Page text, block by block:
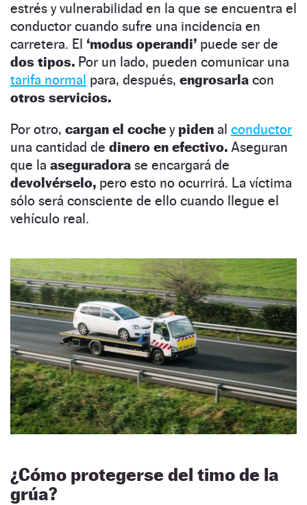
estrés y vulnerabilidad en la que se encuentra el
conductor cuando sufre una incidencia en
carretera. El ‘modus operandi’ puede ser de
dos tipos. Por un lado, pueden comunicar una
tarifa normal para, después, engrosarla con
otros servicios.
Por otro, cargan el coche y piden al conductor
una cantidad de dinero en efectivo. Aseguran
que la aseguradora se encargará de
devolvérselo, pero esto no ocurrirá. La víctima
sólo será consciente de ello cuando llegue el
vehículo real.
¿Cómo protegerse del timo de la
grúa?